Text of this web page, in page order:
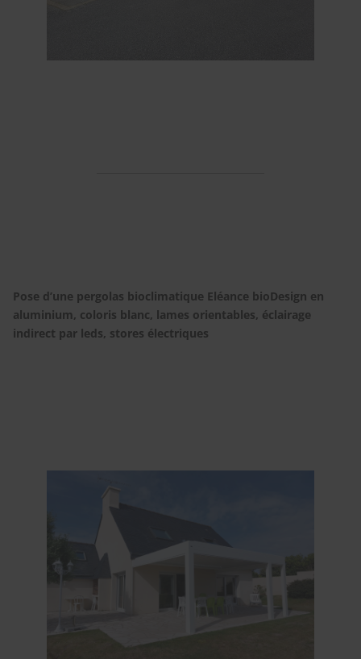
Pose d’une pergolas bioclimatique Eléance bioDesign en
aluminium, coloris blanc, lames orientables, éclairage
indirect par leds, stores électriques